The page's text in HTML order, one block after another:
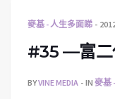
麥基 - 人生多面睇
#35 —富二
BYVINE MEDIA IN 麥基